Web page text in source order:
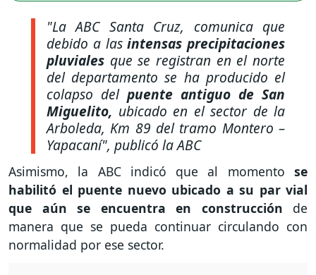
"La ABC Santa Cruz, comunica que
debido a lasintensas precipitaciones
pluviales que se registran en el norte
del departamento se ha producido el
colapso del puente antiguo de San
Miguelito, ubicado en el sector de la
Arboleda, Km 89 del tramo Montero –
Yapacaní", publicó la ABC
Asimismo, la ABC indicó que al momento se
habilitó el puente nuevo ubicado a su par vial
que aún se encuentra en construcción de
manera que se pueda continuar circulando con
normalidad por ese sector.